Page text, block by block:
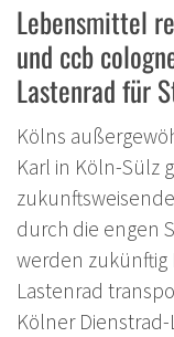
Lebensmittel
und ccb
Lastenrad für
Kölns
Karl in Köln-Sülz
durch die engen
werden
Lastenrad
Kölner